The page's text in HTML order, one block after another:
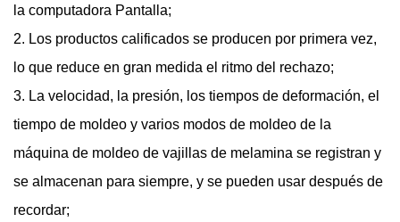
la computadora Pantalla;
2. Los productos calificados se producen por primera vez,
lo que reduce en gran medida el ritmo del rechazo;
3. La velocidad, la presión, los tiempos de deformación, el
tiempo de moldeo y varios modos de moldeo de la
máquina de moldeo de vajillas de melamina se registran y
se almacenan para siempre, y se pueden usar después de
recordar;